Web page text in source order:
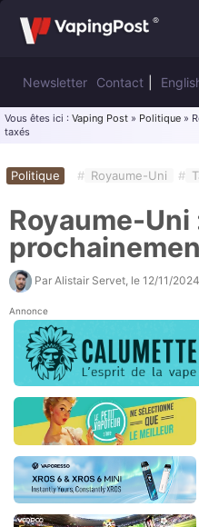
Newsletter Contact
Vous êtes ici : Vaping Post » Politique »
taxés
Politique # Royaume-Uni #
Royaume-
Par Alistair Servet , le 12/11/
Annonce